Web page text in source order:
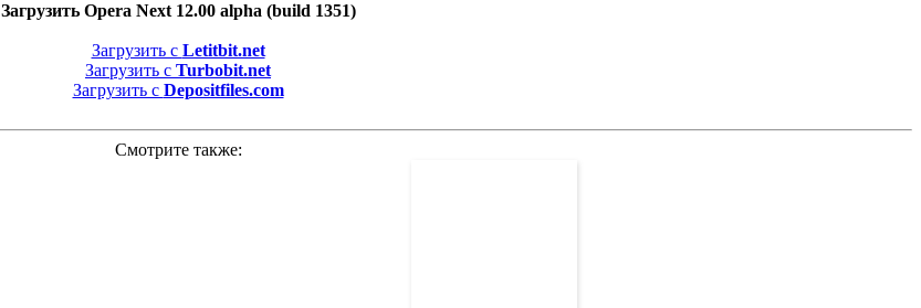
Загрузить Opera Next 12.00 alpha (build 1351)
Загрузить с Letitbit.net
Загрузить с Turbobit.net
Загрузить с Depositfiles.com
Смотрите также: